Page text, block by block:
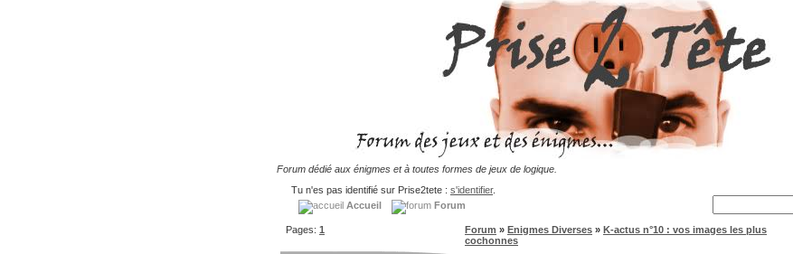
Forum dédié aux énigmes et à toutes formes de jeux de logique.
Tu n'es pas identifié sur Prise2tete : s'identifier.
Accueil
Forum
Pages: 1 Forum » Enigmes Diverses » K-actus n°10 : vos images les plus
cochonnes